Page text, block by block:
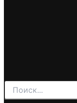
Поиск
товаров